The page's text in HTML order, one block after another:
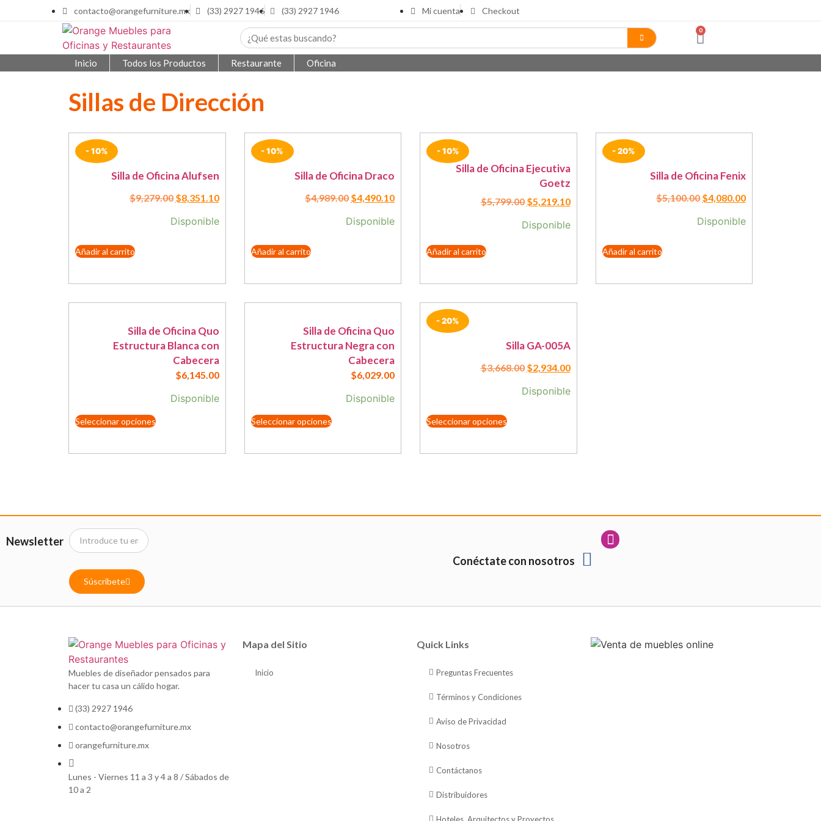
contacto@orangefurniture.mx (33) 2927 1946 (33) 2927 1946 Mi cuenta Checkout
0
Inicio Todos los Productos Restaurante Oficina
Sillas de Dirección
- 10%
Silla de Oficina Alufsen
$9,279.00 $8,351.10
Disponible
Añadir al carrito
- 10%
Silla de Oficina Draco
$4,989.00 $4,490.10
Disponible
Añadir al carrito
- 10%
Silla de Oficina Ejecutiva
Goetz
$5,799.00 $5,219.10
Disponible
Añadir al carrito
- 20%
Silla de Oficina Fenix
$5,100.00 $4,080.00
Disponible
Añadir al carrito
Silla de Oficina Quo
Estructura Blanca con
Cabecera
$6,145.00
Disponible
Seleccionar opciones
Silla de Oficina Quo
Estructura Negra con
Cabecera
$6,029.00
Disponible
Seleccionar opciones
- 20%
Silla GA-005A
$3,668.00 $2,934.00
Disponible
Seleccionar opciones
Newsletter
Súscribete
Conéctate con nosotros
Muebles de diseñador pensados para
hacer tu casa un cálido hogar.
(33) 2927 1946
contacto@orangefurniture.mx
orangefurniture.mx
Lunes - Viernes 11 a 3 y 4 a 8 / Sábados de
10 a 2
Mapa del Sitio
Inicio
Quick Links
Preguntas Frecuentes
Términos y Condiciones
Aviso de Privacidad
Nosotros
Contáctanos
Distribuidores